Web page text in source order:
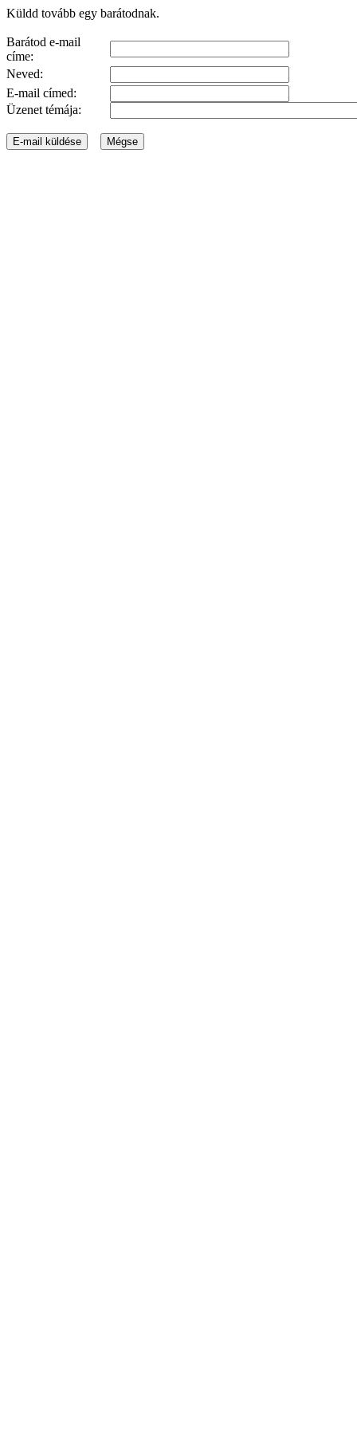
Küldd tovább egy barátodnak.
Barátod e-mail
címe:
Neved:
E-mail címed:
Üzenet témája: